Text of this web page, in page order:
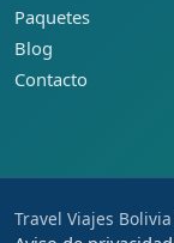
Paquetes
Blog
Contacto
Travel Viajes